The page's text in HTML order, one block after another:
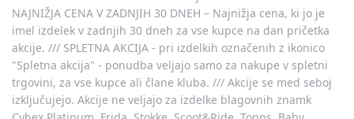
NAJNIŽJA CENA V ZADNJIH 30 DNEH – Najnižja cena, ki jo je
imel izdelek v zadnjih 30 dneh za vse kupce na dan pričetka
akcije. /// SPLETNA AKCIJA - pri izdelkih označenih z ikonico
"Spletna akcija" - ponudba veljajo samo za nakupe v spletni
trgovini, za vse kupce ali člane kluba. /// Akcije se med seboj
izključujejo. Akcije ne veljajo za izdelke blagovnih znamk